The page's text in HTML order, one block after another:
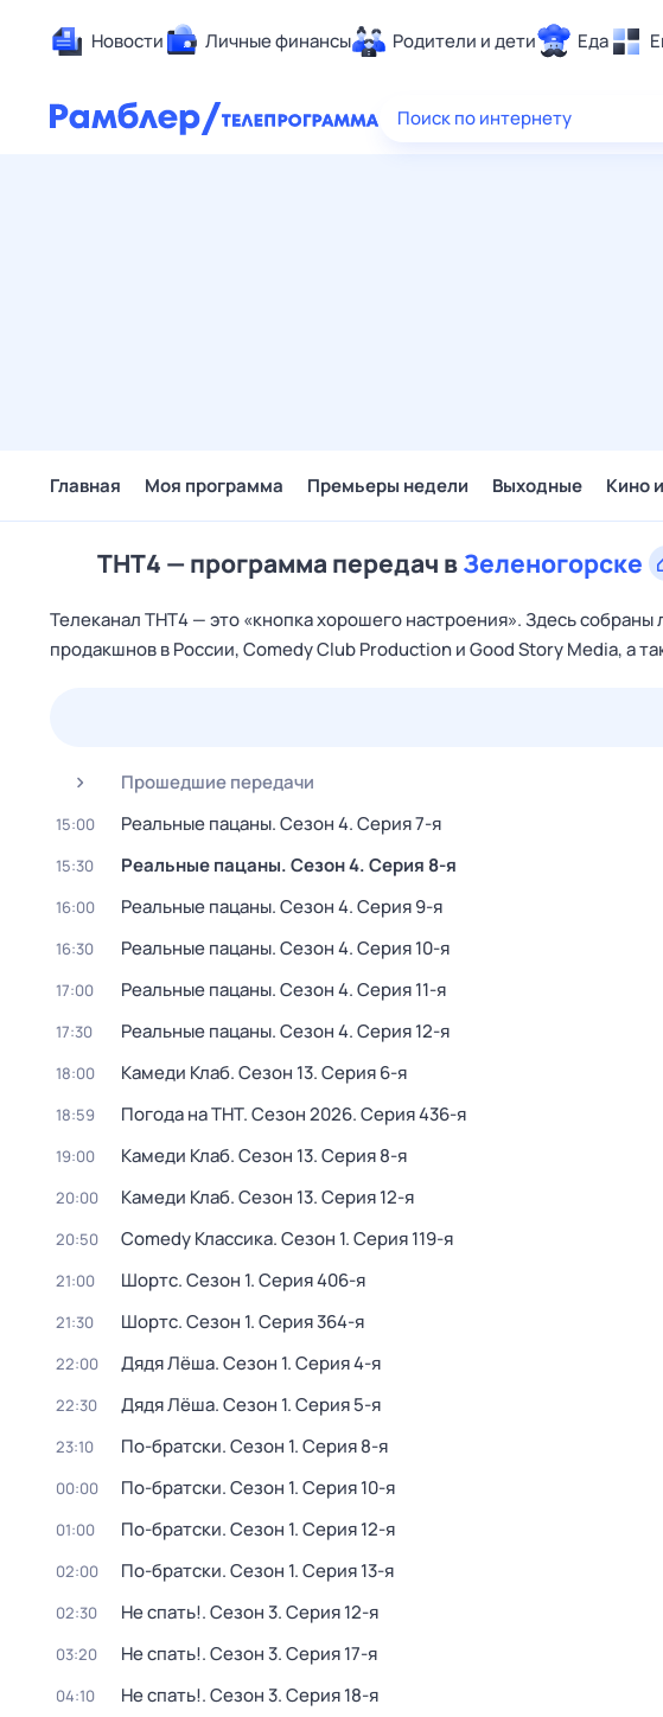
Новости Личные финансы Родители и дети Еда
Здоровье
Поиск по интернету
Главная Моя программа Премьеры недели Выходные Кино
ТНТ4 — программа передач вЗеленогорске
Телеканал ТНТ4 — это «кнопка хорошего настроения». Здесь
продакшнов в России, Comedy Club Production и Good Story Media, а
Прошедшие передачи
15:00 Реальные пацаны. Сезон 4. Серия 7-я
15:30 Реальные пацаны. Сезон 4. Серия 8-я
16:00 Реальные пацаны. Сезон 4. Серия 9-я
16:30 Реальные пацаны. Сезон 4. Серия 10-я
17:00 Реальные пацаны. Сезон 4. Серия 11-я
17:30 Реальные пацаны. Сезон 4. Серия 12-я
18:00 Камеди Клаб. Сезон 13. Серия 6-я
18:59 Погода на ТНТ. Сезон 2026. Серия 436-я
19:00 Камеди Клаб. Сезон 13. Серия 8-я
20:00 Камеди Клаб. Сезон 13. Серия 12-я
20:50 Comedy Классика. Сезон 1. Серия 119-я
21:00 Шортс. Сезон 1. Серия 406-я
21:30 Шортс. Сезон 1. Серия 364-я
22:00 Дядя Лёша. Сезон 1. Серия 4-я
22:30 Дядя Лёша. Сезон 1. Серия 5-я
23:10 По-братски. Сезон 1. Серия 8-я
00:00 По-братски. Сезон 1. Серия 10-я
01:00 По-братски. Сезон 1. Серия 12-я
02:00 По-братски. Сезон 1. Серия 13-я
02:30 Не спать!. Сезон 3. Серия 12-я
03:20 Не спать!. Сезон 3. Серия 17-я
04:10 Не спать!. Сезон 3. Серия 18-я